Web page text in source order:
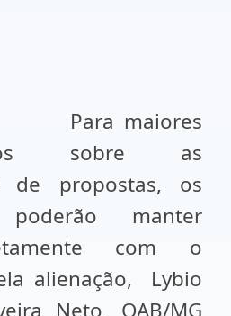
sobre as
de propostas, os
poderão manter
com o
alienação, Lybio
Neto, OAB/MG